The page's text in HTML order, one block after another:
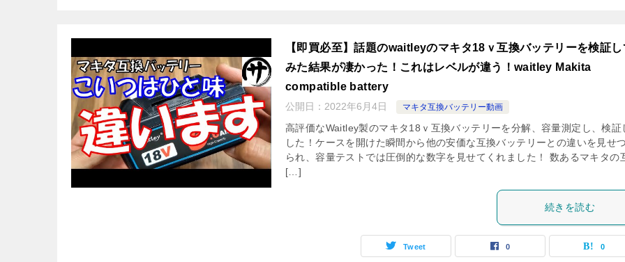
【即買必至】話題のwaitleyのマキタ18ｖ互換バッテリーを検証し
みた結果が凄かった！これはレベルが違う！waitley Makita
compatible battery
公開日： 2022年6月4日 マキタ互換バッテリー動画
高評価なWaitley製のマキタ18ｖ互換バッテリーを分解、容量測定し、検証
した！ケースを開けた瞬間から他の安価な互換バッテリーとの違いを見せ
られ、容量テストでは圧倒的な数字を見せてくれました！ 数あるマキタの
[…]
続きを読む
Tweet 0 0